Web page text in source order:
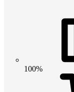
100%